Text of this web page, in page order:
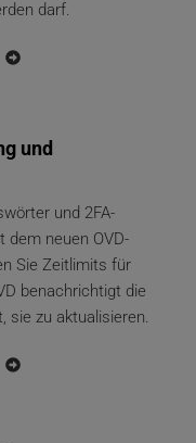
darf.
und
und 2FA-
dem neuen OVD-
Sie Zeitlimits für
benachrichtigt die
sie zu aktualisieren.